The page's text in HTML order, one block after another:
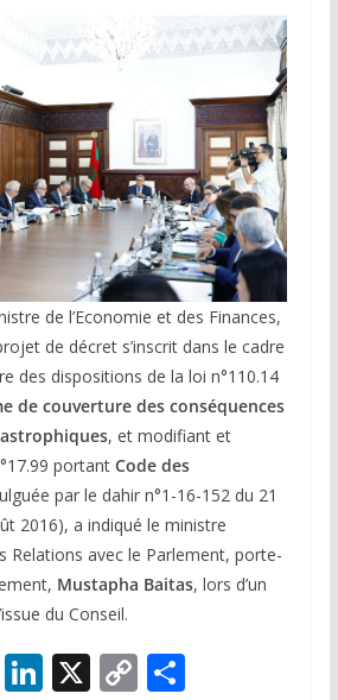
de l’Economie et des Finances,
de décret s’inscrit dans le cadre
des dispositions de la loi n°110.14
de couverture des conséquences
, et modifiant et
portant Code des
par le dahir n°1-16-152 du 21
2016), a indiqué le ministre
Relations avec le Parlement, porte-
Mustapha Baitas, lors d’un
du Conseil.
Li X C P